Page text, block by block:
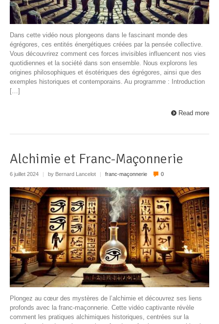
Dans cette vidéo nous plongeons dans le fascinant monde des
égrégores, ces entités énergétiques créées par la pensée collective.
Vous découvrirez comment ces forces invisibles influencent nos vies
quotidiennes et la société dans son ensemble. Nous explorons les
origines philosophiques et ésotériques des égrégores, ainsi que des
exemples historiques et contemporains. Au programme : Introduction
[…]
Read more
Alchimie et Franc-Maçonnerie
6 juillet 2024 by Bernard Lancelot franc-maçonnerie 0
Plongez au cœur des mystères de l’alchimie et découvrez ses liens
profonds avec la franc-maçonnerie. Cette vidéo captivante révèle
comment les pratiques alchimiques historiques, centrées sur la